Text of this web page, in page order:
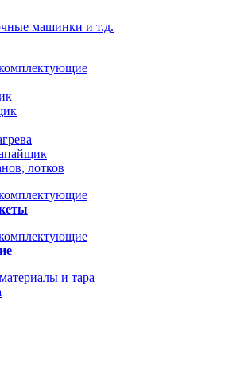
машинки и т.д.
лотков
и тара